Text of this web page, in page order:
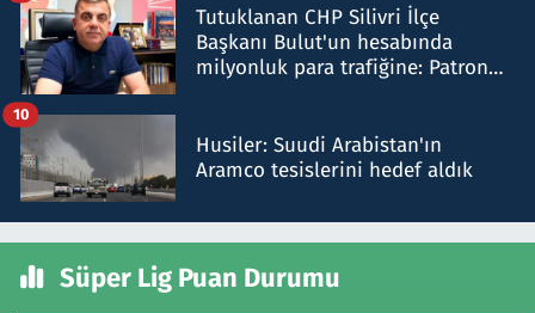
Tutuklanan CHP Silivri İlçe
Başkanı Bulut'un hesabında
milyonluk para trafiğine: Patron
Husiler: Suudi Arabistan'ın
Aramco tesislerini hedef aldık
10
Süper Lig Puan Durumu